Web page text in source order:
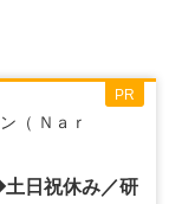
（ Ｎａｒ
日祝休み／研
PR